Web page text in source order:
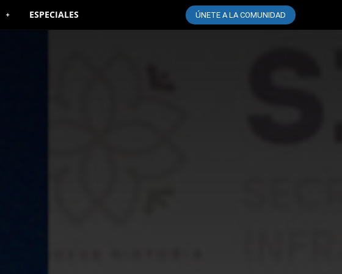
ESPECIALES ÚNETE A LA COMUNIDAD